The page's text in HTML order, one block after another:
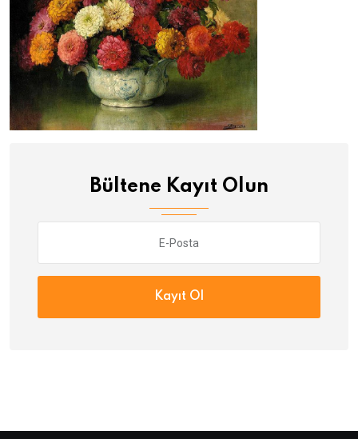
Bültene Kayıt Olun
Kayıt Ol